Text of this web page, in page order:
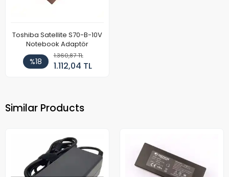
Toshiba Satellite S70-B-10V
Notebook Adaptör
%18
1.360,87 TL
1.112,04 TL
Similar Products